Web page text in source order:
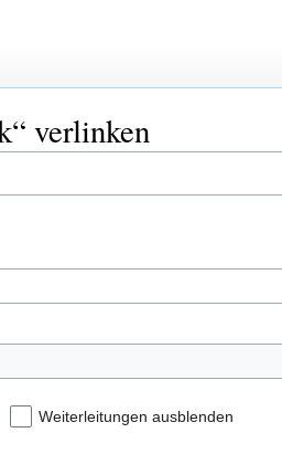
verlinken
Weiterleitungen ausblenden